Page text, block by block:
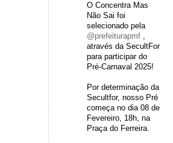
O Concentra Mas
Não Sai foi
selecionado pela
@prefeiturapmf,
através da SecultFor
para participar do
Pré-Carnaval 2025!
Por determinação da
Secultfor, nosso Pré
começa no dia 08 de
Fevereiro, 18h, na
Praça do Ferreira.